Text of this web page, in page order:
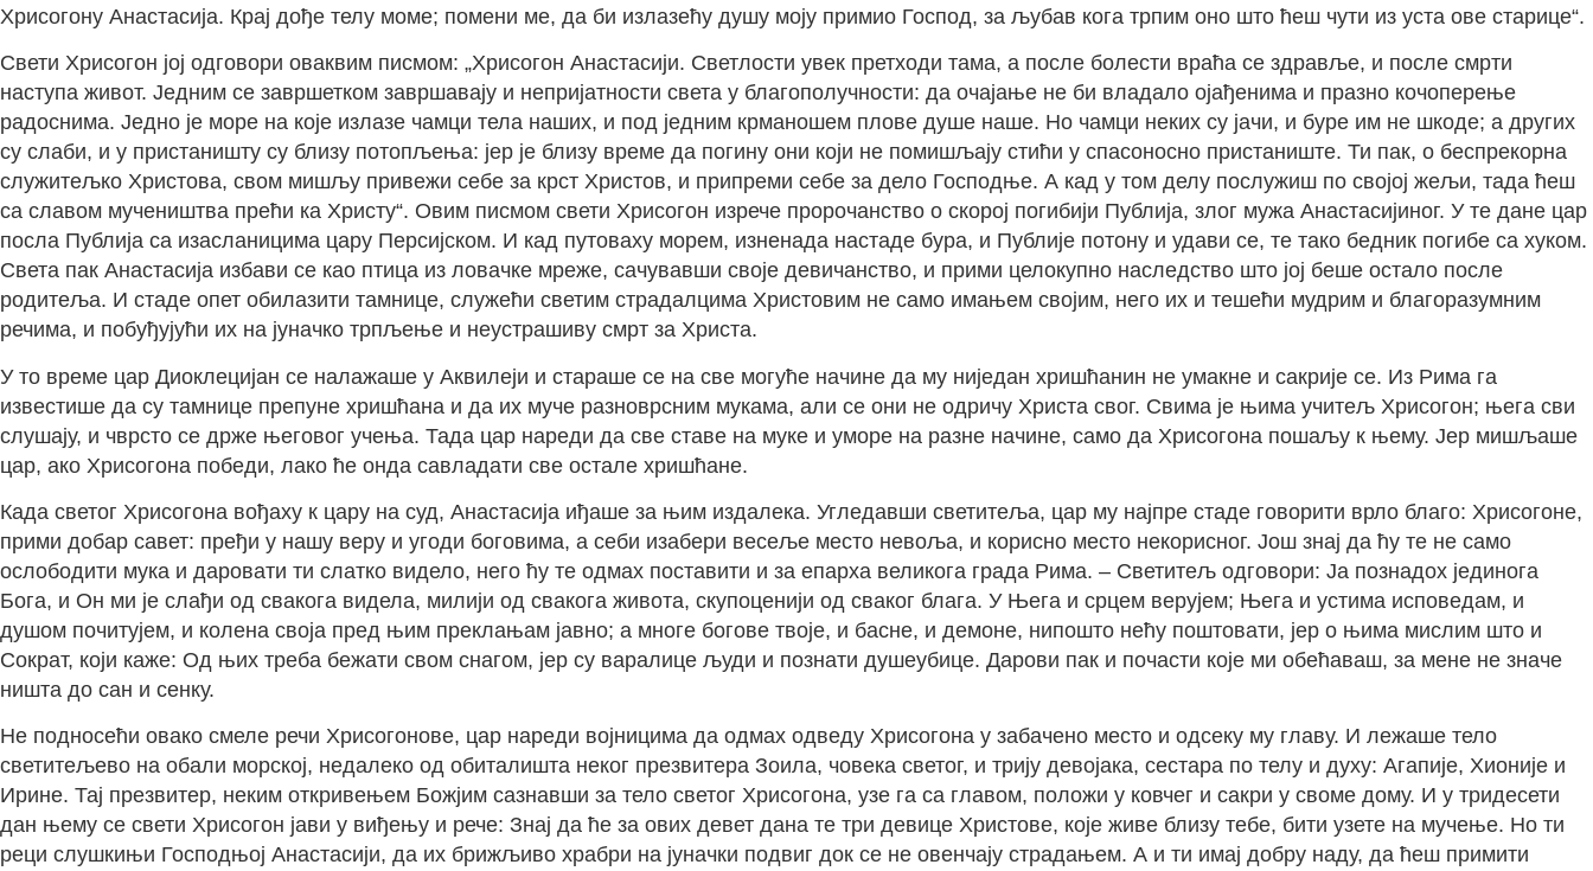
Хрисогону Анастасија. Крај дође телу моме; помени ме, да би излазећу душу моју примио Господ, за љубав кога трпим оно што ћеш чути из уста ове старице“.
Свети Хрисогон јој одговори оваквим писмом: „Хрисогон Анастасији. Светлости увек претходи тама, а после болести враћа се здравље, и после смрти
наступа живот. Једним се завршетком завршавају и непријатности света у благополучности: да очајање не би владало ојађенима и празно кочоперење
радоснима. Једно је море на које излазе чамци тела наших, и под једним крманошем плове душе наше. Но чамци неких су јачи, и буре им не шкоде; а других
су слаби, и у пристаништу су близу потопљења: јер је близу време да погину они који не помишљају стићи у спасоносно пристаниште. Ти пак, о беспрекорна
служитељко Христова, свом мишљу привежи себе за крст Христов, и припреми себе за дело Господње. А кад у том делу послужиш по својој жељи, тада ћеш
са славом мучеништва прећи ка Христу“. Овим писмом свети Хрисогон изрече пророчанство о скорој погибији Публија, злог мужа Анастасијиног. У те дане цар
посла Публија са изасланицима цару Персијском. И кад путоваху морем, изненада настаде бура, и Публије потону и удави се, те тако бедник погибе са хуком.
Света пак Анастасија избави се као птица из ловачке мреже, сачувавши своје девичанство, и прими целокупно наследство што јој беше остало после
родитеља. И стаде опет обилазити тамнице, служећи светим страдалцима Христовим не само имањем својим, него их и тешећи мудрим и благоразумним
речима, и побуђујући их на јуначко трпљење и неустрашиву смрт за Христа.
У то време цар Диоклецијан се налажаше у Аквилеји и стараше се на све могуће начине да му ниједан хришћанин не умакне и сакрије се. Из Рима га
известише да су тамнице препуне хришћана и да их муче разноврсним мукама, али се они не одричу Христа свог. Свима је њима учитељ Хрисогон; њега сви
слушају, и чврсто се држе његовог учења. Тада цар нареди да све ставе на муке и уморе на разне начине, само да Хрисогона пошаљу к њему. Јер мишљаше
цар, ако Хрисогона победи, лако ће онда савладати све остале хришћане.
Када светог Хрисогона вођаху к цару на суд, Анастасија иђаше за њим издалека. Угледавши светитеља, цар му најпре стаде говорити врло благо: Хрисогоне,
прими добар савет: пређи у нашу веру и угоди боговима, а себи изабери весеље место невоља, и корисно место некорисног. Још знај да ћу те не само
ослободити мука и даровати ти слатко видело, него ћу те одмах поставити и за епарха великога града Рима. – Светитељ одговори: Ја познадох јединога
Бога, и Он ми је слађи од свакога видела, милији од свакога живота, скупоценији од сваког блага. У Њега и срцем верујем; Њега и устима исповедам, и
душом почитујем, и колена своја пред њим преклањам јавно; а многе богове твоје, и басне, и демоне, нипошто нећу поштовати, јер о њима мислим што и
Сократ, који каже: Од њих треба бежати свом снагом, јер су варалице људи и познати душеубице. Дарови пак и почасти које ми обећаваш, за мене не значе
ништа до сан и сенку.
Не подносећи овако смеле речи Хрисогонове, цар нареди војницима да одмах одведу Хрисогона у забачено место и одсеку му главу. И лежаше тело
светитељево на обали морској, недалеко од обиталишта неког презвитера Зоила, човека светог, и трију девојака, сестара по телу и духу: Агапије, Хионије и
Ирине. Тај презвитер, неким откривењем Божјим сазнавши за тело светог Хрисогона, узе га са главом, положи у ковчег и сакри у своме дому. И у тридесети
дан њему се свети Хрисогон јави у виђењу и рече: Знај да ће за ових девет дана те три девице Христове, које живе близу тебе, бити узете на мучење. Но ти
реци слушкињи Господњој Анастасији, да их брижљиво храбри на јуначки подвиг док се не овенчају страдањем. А и ти имај добру наду, да ћеш примити